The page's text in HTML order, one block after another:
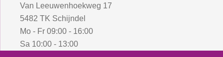
Van Leeuwenhoekweg 17
5482 TK Schijndel
Mo - Fr 09:00 - 16:00
Sa 10:00 - 13:00